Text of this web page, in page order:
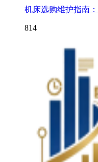
机床选购维护指南
814